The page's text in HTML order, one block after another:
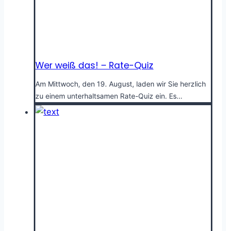
Wer weiß das! – Rate-Quiz
Am Mittwoch, den 19. August, laden wir Sie herzlich
zu einem unterhaltsamen Rate-Quiz ein. Es…